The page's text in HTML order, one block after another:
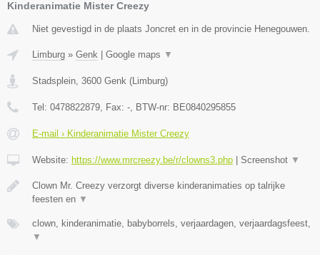
Kinderanimatie Mister Creezy
Niet gevestigd in de plaats Joncret en in de provincie Henegouwen.
Limburg » Genk Google maps ▼
Stadsplein, 3600 Genk (Limburg)
Tel: 0478822879, Fax: -, BTW-nr: BE0840295855
E-mail › Kinderanimatie Mister Creezy
Website: https://www.mrcreezy.be/r/clowns3.php Screenshot ▼
Clown Mr. Creezy verzorgt diverse kinderanimaties op talrijke
feesten en ▼
clown, kinderanimatie, babyborrels, verjaardagen, verjaardagsfeest,
▼